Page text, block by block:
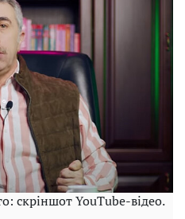
скріншот YouTube-відео.